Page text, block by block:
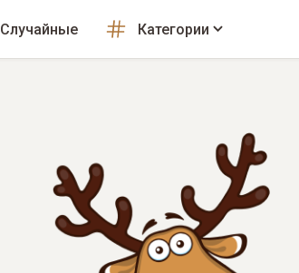
Случайные Категории